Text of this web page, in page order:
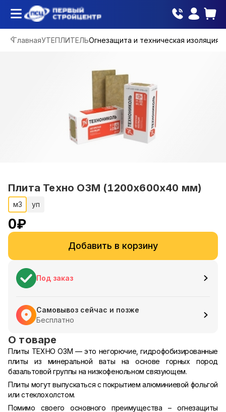
ГлавнаяУТЕПЛИТЕЛЬОгнезащита и техническая изоляция
Плита Техно ОЗМ (1200х600х40 мм)
м3 уп
0₽
Добавить в корзину
Под заказ
Самовывоз сейчас и позже
Бесплатно
О товаре
Плиты ТЕХНО ОЗМ — это негорючие, гидрофобизированные
плиты из минеральной ваты на основе горных пород
базальтовой группы на низкофенольном связующем.
Плиты могут выпускаться с покрытием алюминиевой фольгой
или стеклохолстом.
Помимо своего основного преимущества – огнезащиты